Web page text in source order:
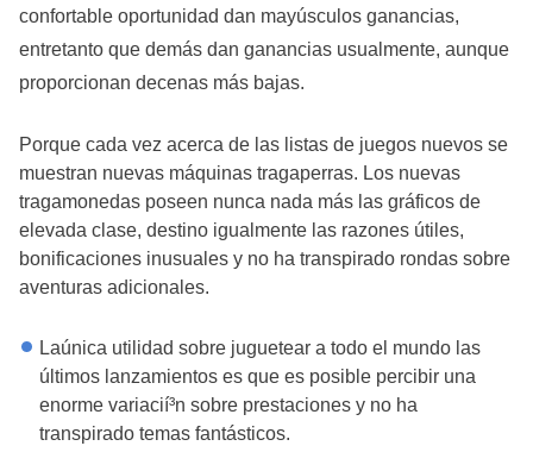
confortable oportunidad dan mayúsculos ganancias,
entretanto que demás dan ganancias usualmente, aunque
proporcionan decenas más bajas.
Porque cada vez acerca de las listas de juegos nuevos se
muestran nuevas máquinas tragaperras. Los nuevas
tragamonedas poseen nunca nada más las gráficos de
elevada clase, destino igualmente las razones útiles,
bonificaciones inusuales y no ha transpirado rondas sobre
aventuras adicionales.
Laúnica utilidad sobre juguetear a todo el mundo las
últimos lanzamientos es que es posible percibir una
enorme variacií³n sobre prestaciones y no ha
transpirado temas fantásticos.